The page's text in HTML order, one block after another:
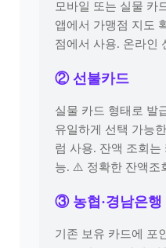
모바일 또는 실물 카
앱에서 가맹점 지도
점에서 사용. 온라인
② 선불카드
실물 카드 형태로 발
유일하게 선택 가능
럼 사용. 잔액 조회는
능. ⚠️ 정확한 잔액조
③ 농협·경남은행
기존 보유 카드에 포